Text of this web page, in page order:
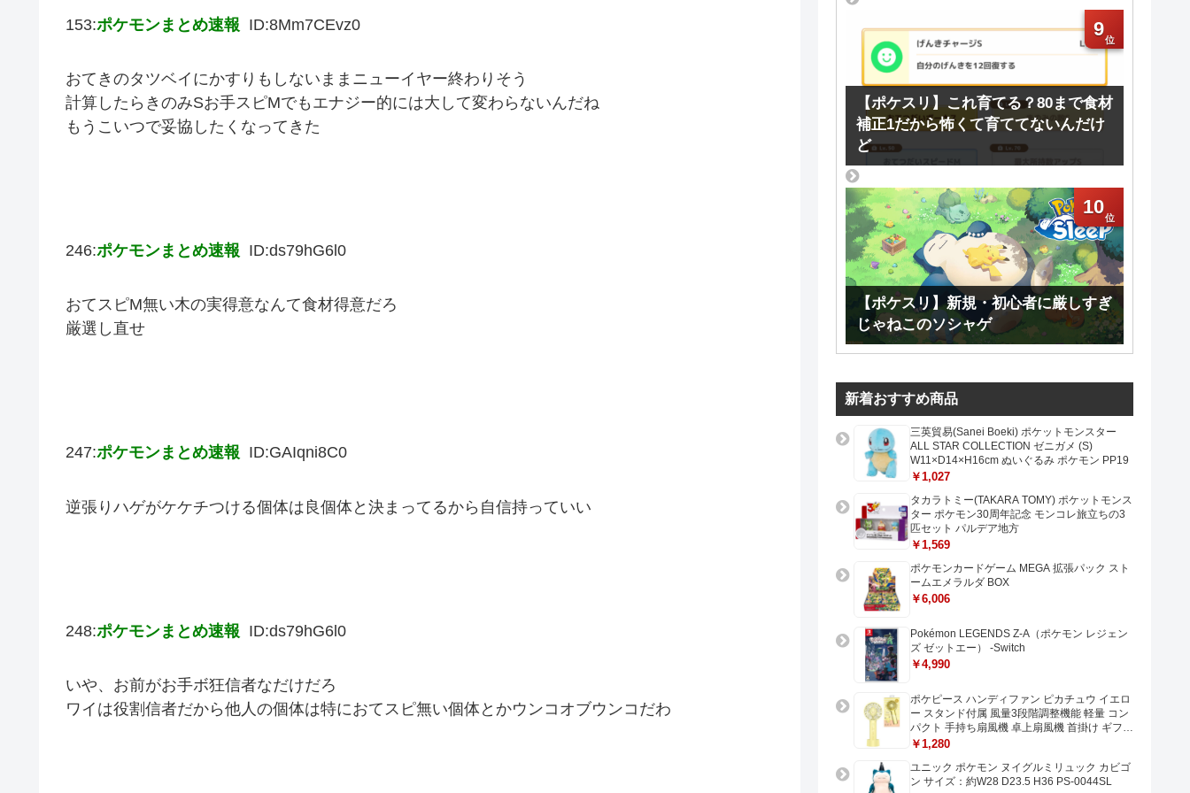
153:ポケモンまとめ速報 ID:8Mm7CEvz0
おてきのタツベイにかすりもしないままニューイヤー終わりそう
計算したらきのみSお手スピMでもエナジー的には大して変わらないんだね
もうこいつで妥協したくなってきた
246:ポケモンまとめ速報 ID:ds79hG6l0
おてスピM無い木の実得意なんて食材得意だろ
厳選し直せ
247:ポケモンまとめ速報 ID:GAIqni8C0
逆張りハゲがケケチつける個体は良個体と決まってるから自信持っていい
248:ポケモンまとめ速報 ID:ds79hG6l0
いや、お前がお手ボ狂信者なだけだろ
ワイは役割信者だから他人の個体は特におてスピ無い個体とかウンコオブウンコだわ
9
【ポケスリ】これ育てる？80まで食材
補正1だから怖くて育ててないんだけ
ど
10
【ポケスリ】新規・初心者に厳しすぎ
じゃねこのソシャゲ
新着おすすめ商品
三英貿易(Sanei Boeki) ポケットモンスター
ALL STAR COLLECTION ゼニガメ (S)
W11×D14×H16cm ぬいぐるみ ポケモン PP19
￥1,027
タカラトミー(TAKARA TOMY) ポケットモンス
ター ポケモン30周年記念 モンコレ旅立ちの3
匹セット パルデア地方
￥1,569
ポケモンカードゲーム MEGA 拡張パック スト
ームエメラルダ BOX
￥6,006
Pokémon LEGENDS Z-A（ポケモン レジェン
ズ ゼットエー） -Switch
￥4,990
ポケピース ハンディファン ピカチュウ イエロ
ー スタンド付属 風量3段階調整機能 軽量 コン
パクト 手持ち扇風機 卓上扇風機 首掛け ギフト
プレゼントに最適 USB充電 Type-C対応
￥1,280
ユニック ポケモン ヌイグルミリュック カビゴ
ン サイズ：約W28 D23.5 H36 PS-0044SL